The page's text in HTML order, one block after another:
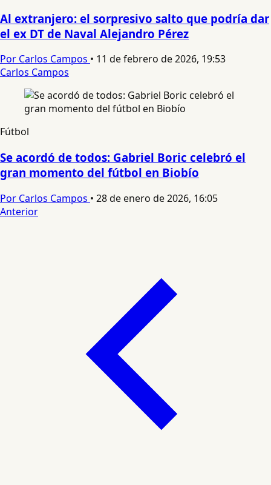
Al extranjero: el sorpresivo salto que podría dar
el ex DT de Naval Alejandro Pérez
Por Carlos Campos • 11 de febrero de 2026, 19:53
Carlos Campos
Fútbol
Se acordó de todos: Gabriel Boric celebró el
gran momento del fútbol en Biobío
Por Carlos Campos • 28 de enero de 2026, 16:05
Anterior